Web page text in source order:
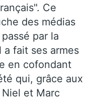
Ce
des médias
par la
fait ses armes
en cofondant
qui, grâce aux
et Marc